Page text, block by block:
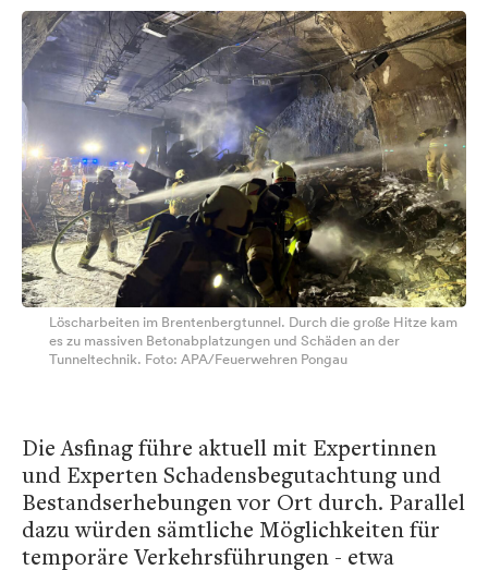
Löscharbeiten im Brentenbergtunnel. Durch die große Hitze kam
es zu massiven Betonabplatzungen und Schäden an der
Tunneltechnik. Foto: APA/Feuerwehren Pongau
Die Asfinag führe aktuell mit Expertinnen
und Experten Schadensbegutachtung und
Bestandserhebungen vor Ort durch. Parallel
dazu würden sämtliche Möglichkeiten für
temporäre Verkehrsführungen - etwa